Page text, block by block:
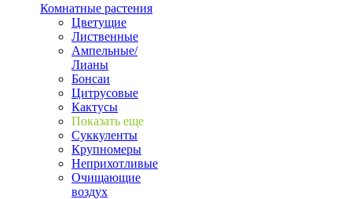
Комнатные растения
Цветущие
Лиственные
Ампельные/
Лианы
Бонсаи
Цитрусовые
Кактусы
Показать еще
Суккуленты
Крупномеры
Неприхотливые
Очищающие
воздух